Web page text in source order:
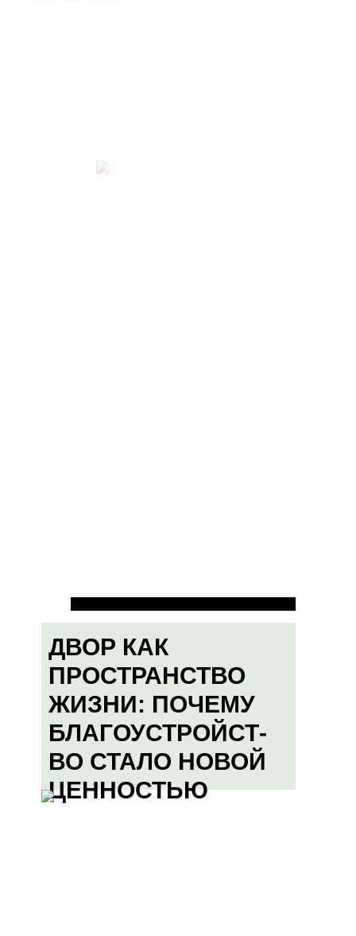
ДВОР КАК
ПРОСТРАНСТВО
ЖИЗНИ: ПОЧЕМУ
БЛАГОУСТРОЙСТ-
ВО СТАЛО НОВОЙ
ЦЕННОСТЬЮ